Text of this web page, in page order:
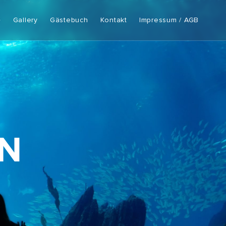
Gallery Gästebuch Kontakt Impressum / AGB